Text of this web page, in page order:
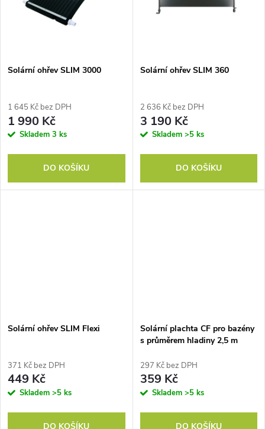
Solární ohřev SLIM 3000
1 645 Kč bez DPH
1 990 Kč
Skladem 3 ks
DO KOŠÍKU
Solární ohřev SLIM 360
2 636 Kč bez DPH
3 190 Kč
Skladem >5 ks
DO KOŠÍKU
Solární ohřev SLIM Flexi
371 Kč bez DPH
449 Kč
Skladem >5 ks
DO KOŠÍKU
Solární plachta CF pro bazény
s průměrem hladiny 2,5 m
297 Kč bez DPH
359 Kč
Skladem >5 ks
DO KOŠÍKU